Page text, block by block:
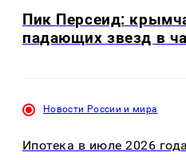
Пик Персеид:
падающих звезд в
Новости России и мира
Ипотека в июле 2026